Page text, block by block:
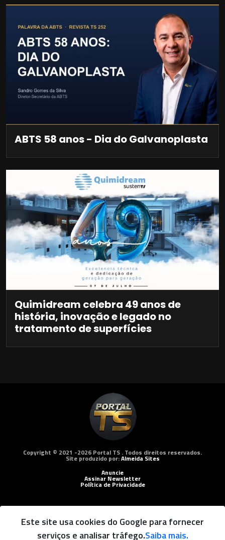
ABTS 58 anos - Dia do Galvanoplasta
Quimidream celebra 49 anos de
história, inovação e legado no
tratamento de superfícies
Copyright © 2021 -2026 Portal TS . Todos direitos reservados.
Site produzido por:Almeida Sites
Anuncie
Assinar Newsletter
Política de Privacidade
Este site usa cookies do Google para fornecer
serviços e analisar tráfego.Saiba mais.